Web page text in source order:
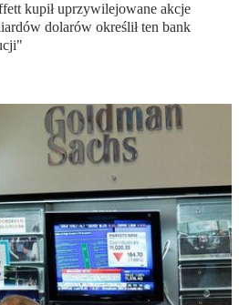
kupił uprzywilejowane akcje
dolarów określił ten bank